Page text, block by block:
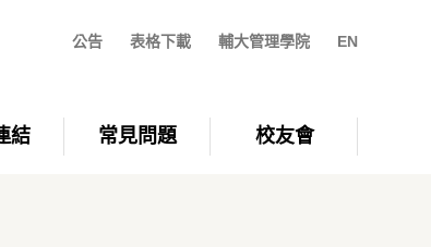
公告 表格下載 輔大管理學院 EN
結 常見問題 校友會